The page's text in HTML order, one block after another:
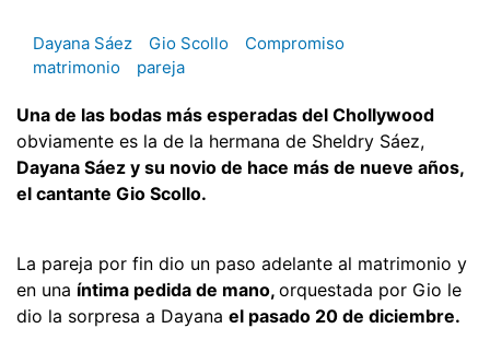
Dayana Sáez Gio Scollo
Compromiso
matrimonio
pareja
Una de las bodas más esperadas del Chollywood
obviamente es la de la hermana de Sheldry Sáez,
Dayana Sáez y su novio de hace más de nueve años,
el cantante Gio Scollo.
La pareja por fin dio un paso adelante al matrimonio y
en una íntima pedida de mano, orquestada por Gio le
dio la sorpresa a Dayana el pasado 20 de diciembre.